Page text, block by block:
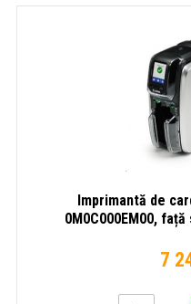
Imprimantă de
0M0C000EM00,
7